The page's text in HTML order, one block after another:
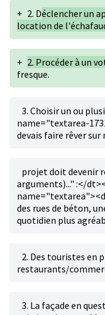
+ 2. Déclencher un
location de
+ 2. Procéder à un
fresque.
3. Choisir un ou
name="textarea-
devais faire rêver
projet doit devenir
arguments)..." :</
des rues de béton,
quotidien plus
2. Des touristes en
restaurants/
3. La façade en